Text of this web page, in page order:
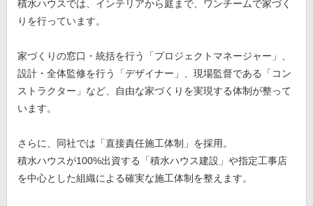
積水ハウスでは、インテリアから庭まで、ワンチームで家づく
りを行っています。
家づくりの窓口・統括を行う「プロジェクトマネージャー」、
設計・全体監修を行う「デザイナー」、現場監督である「コン
ストラクター」など、自由な家づくりを実現する体制が整って
います。
さらに、同社では「直接責任施工体制」を採用。
積水ハウスが100%出資する「積水ハウス建設」や指定工事店
を中心とした組織による確実な施工体制を整えます。